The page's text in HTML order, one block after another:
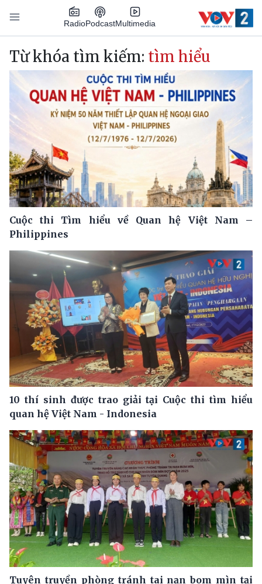
Nhảy đến nội dung
RadioPodcastMultimedia
Main navigation
Từ khóa tìm kiếm: tìm hiểu
Cuộc thi Tìm hiểu về Quan hệ Việt Nam –
Philippines
10 thí sinh được trao giải tại Cuộc thi tìm hiểu
quan hệ Việt Nam - Indonesia
Tuyên truyền phòng tránh tai nạn bom mìn tại